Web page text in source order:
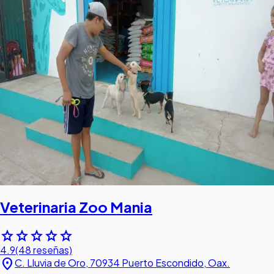
Veterinaria Zoo Mania
starstarstarstarstar
4.9(48 reseñas)
location_onC. Lluvia de Oro, 70934 Puerto Escondido, Oax.